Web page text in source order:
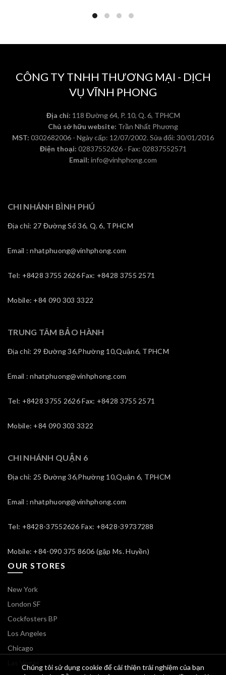
CÔNG TY TNHH THƯƠNG MẠI - DỊCH
VỤ VĨNH PHONG
Địa chỉ: 118 Đường 64, P. 10, Q. 6, TPHCM
Chủ sở hữu website: Trần Nhất Phương
MST: 0302682006 - Ngày cấp: 12/07/2002. Sửa đổi: 30/01/2016
Điện thoại: 02837552626 - Fax: 02837552571
Email: info@vinhphong.com
CHI NHÁNH BÌNH PHÚ
Địa chỉ: 27 Đường Số 36, Q. 6, TPHCM
Email : nhatphuong@vinhphong.com
Tel: +8428 3755 2626 Fax: +8428 3755 2571
Mobile: +84 090 303 3322
TRUNG TÂM BẢO HÀNH
Địa chỉ: 29 Đường 36,Phường 10,Quận6, TPHCM
Email : nhatphuong@vinhphong.com
Tel: +8428 3755 2626 Fax: +8428 3755 2571
Mobile: +84 090 303 3322
CHI NHÁNH QUẬN 6
Địa chỉ: 25 Đường 36,Phường 10,Quận 6, TPHCM
Email : nhatphuong@vinhphong.com
Tel: +8428-37552626 Fax: +8428-39737288
Mobile: +84-090 375 8606 (gặp Ms. Huyền)
OUR STORES
New York
London SF
Cockfosters BP
Los Angeles
Chicago
Chúng tôi sử dụng cookie để cải thiện trải nghiệm của bạn